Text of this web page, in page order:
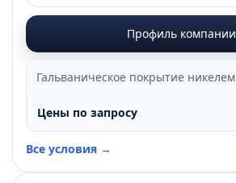
Профиль компании
Гальваническое покрытие никелем
Цены по запросу
Все условия →